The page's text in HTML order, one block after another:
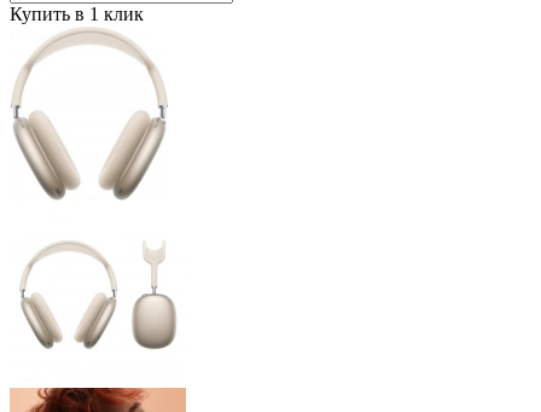
Купить в 1 клик